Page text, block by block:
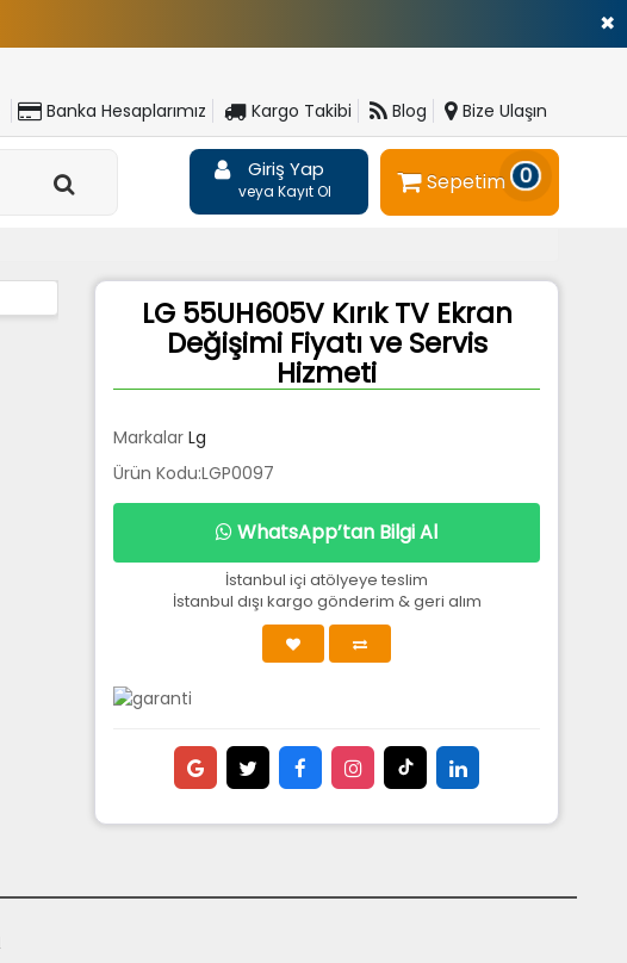
✖
Banka Hesaplarımız Kargo Takibi Blog Bize Ulaşın
Giriş Yap
veya Kayıt Ol Sepetim 0
LG 55UH605V Kırık TV Ekran
Değişimi Fiyatı ve Servis
Hizmeti
Markalar Lg
Ürün Kodu:LGP0097
WhatsApp’tan Bilgi Al
İstanbul içi atölyeye teslim
İstanbul dışı kargo gönderim & geri alım